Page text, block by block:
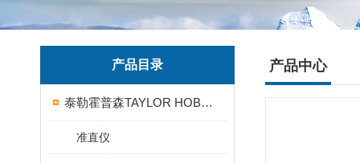
产品目录
泰勒霍普森TAYLOR HOBSON粗糙度仪
准直仪
产品中心